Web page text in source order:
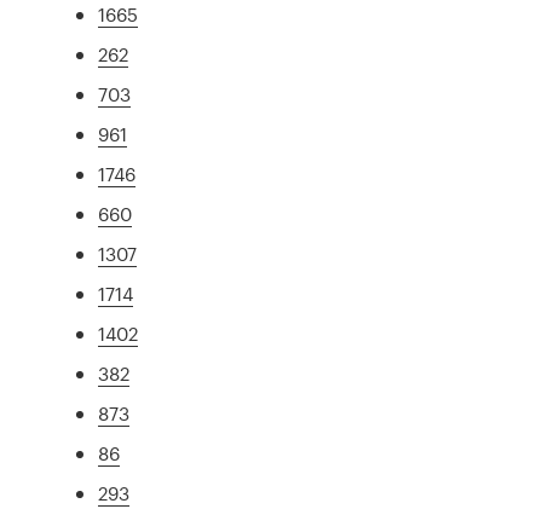
1665
262
703
961
1746
660
1307
1714
1402
382
873
86
293